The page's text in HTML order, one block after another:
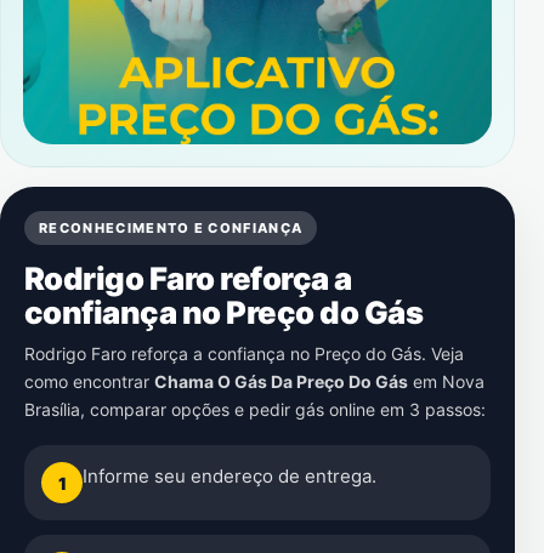
RECONHECIMENTO E CONFIANÇA
Rodrigo Faro reforça a
confiança no Preço do Gás
Rodrigo Faro reforça a confiança no Preço do Gás. Veja
como encontrar Chama O Gás Da Preço Do Gás em Nova
Brasília, comparar opções e pedir gás online em 3 passos:
1 Informe seu endereço de entrega.